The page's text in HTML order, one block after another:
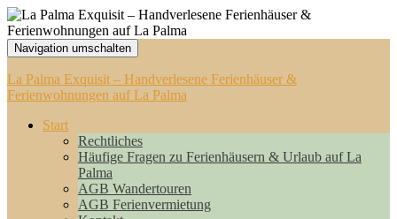
Navigation umschalten
La Palma Exquisit – Handverlesene Ferienhäuser &
Ferienwohnungen auf La Palma
Start
Rechtliches
Häufige Fragen zu Ferienhäusern & Urlaub auf La
Palma
AGB Wandertouren
AGB Ferienvermietung